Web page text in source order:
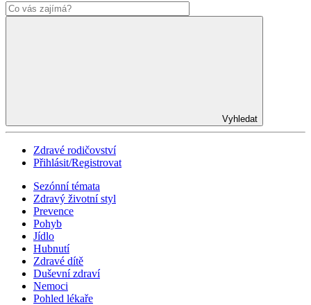
Vyhledat
Zdravé rodičovství
Přihlásit/Registrovat
Sezónní témata
Zdravý životní styl
Prevence
Pohyb
Jídlo
Hubnutí
Zdravé dítě
Duševní zdraví
Nemoci
Pohled lékaře